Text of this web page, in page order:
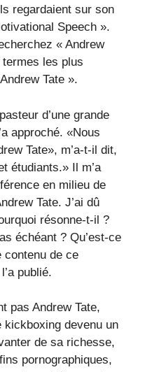
regardaient sur son
Speech ».
« Andrew
termes les plus
Tate ».
d’une grande
approché. «Nous
Tate», m’a-t-il dit,
étudiants.» Il m’a
en milieu de
Tate. J’ai dû
résonne-t-il ?
échéant ? Qu’est-ce
contenu de ce
publié.
pas Andrew Tate,
kickboxing devenu un
de sa richesse,
pornographiques,